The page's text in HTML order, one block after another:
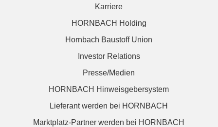
Karriere
HORNBACH Holding
Hornbach Baustoff Union
Investor Relations
Presse/Medien
HORNBACH Hinweisgebersystem
Lieferant werden bei HORNBACH
Marktplatz-Partner werden bei HORNBACH